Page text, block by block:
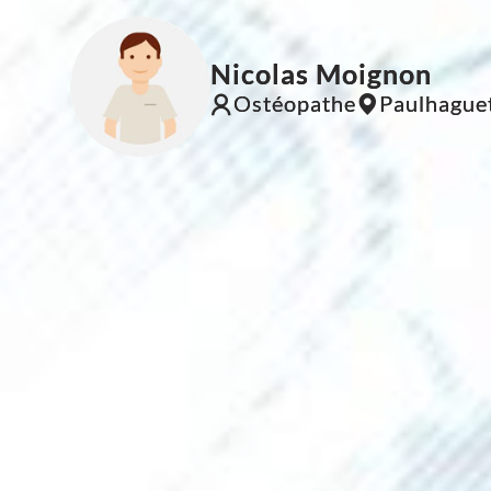
Nicolas Moignon
Ostéopathe